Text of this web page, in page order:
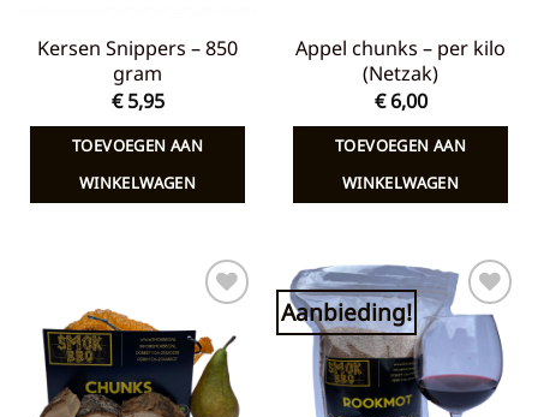
Kersen Snippers – 850
gram
€5,95
TOEVOEGEN AAN
WINKELWAGEN
Appel chunks – per kilo
(Netzak)
€6,00
TOEVOEGEN AAN
WINKELWAGEN
Toevoegen
aan
verlanglijst
Aanbieding! Toevoegen
aan
verlanglijst